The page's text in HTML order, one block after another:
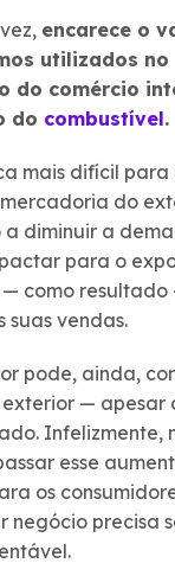
encarece o
utilizados no
do comércio
do combustível.
mais difícil
do
diminuir a
para o
como
suas vendas.
pode, ainda,
— apesar
Infelizmente,
esse
os
negócio precisa